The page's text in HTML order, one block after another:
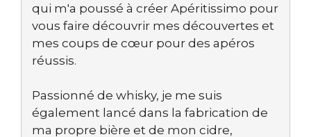
qui m'a poussé à créer Apéritissimo pour
vous faire découvrir mes découvertes et
mes coups de cœur pour des apéros
réussis.
Passionné de whisky, je me suis
également lancé dans la fabrication de
ma propre bière et de mon cidre,